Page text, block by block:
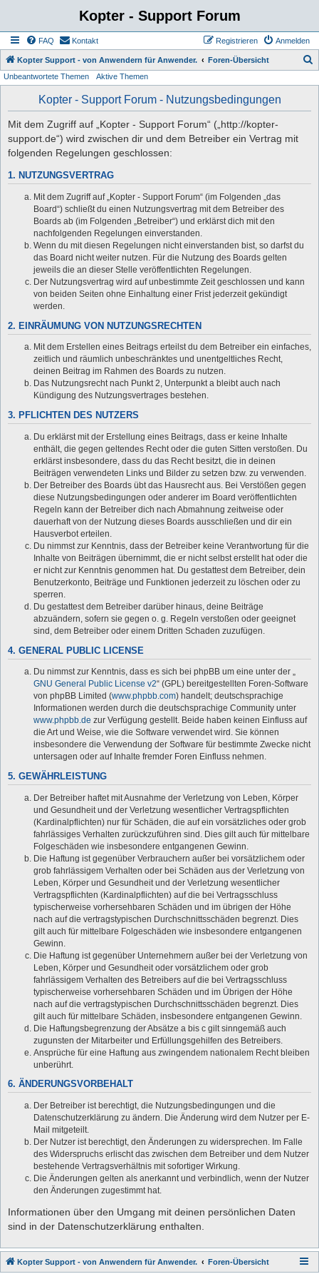
Kopter - Support Forum
FAQ Kontakt Anmelden
Registrieren
Kopter Support - von Anwendern für Anwender. Foren-Übersicht
Unbeantwortete Themen Aktive Themen
Kopter - Support Forum - Nutzungsbedingungen
Mit dem Zugriff auf „Kopter - Support Forum“ („http://kopter-
support.de“) wird zwischen dir und dem Betreiber ein Vertrag mit
folgenden Regelungen geschlossen:
1. NUTZUNGSVERTRAG
Mit dem Zugriff auf „Kopter - Support Forum“ (im Folgenden „das
Board“) schließt du einen Nutzungsvertrag mit dem Betreiber des
Boards ab (im Folgenden „Betreiber“) und erklärst dich mit den
nachfolgenden Regelungen einverstanden.
Wenn du mit diesen Regelungen nicht einverstanden bist, so darfst du
das Board nicht weiter nutzen. Für die Nutzung des Boards gelten
jeweils die an dieser Stelle veröffentlichten Regelungen.
Der Nutzungsvertrag wird auf unbestimmte Zeit geschlossen und kann
von beiden Seiten ohne Einhaltung einer Frist jederzeit gekündigt
werden.
2. EINRÄUMUNG VON NUTZUNGSRECHTEN
Mit dem Erstellen eines Beitrags erteilst du dem Betreiber ein einfaches,
zeitlich und räumlich unbeschränktes und unentgeltliches Recht,
deinen Beitrag im Rahmen des Boards zu nutzen.
Das Nutzungsrecht nach Punkt 2, Unterpunkt a bleibt auch nach
Kündigung des Nutzungsvertrages bestehen.
3. PFLICHTEN DES NUTZERS
Du erklärst mit der Erstellung eines Beitrags, dass er keine Inhalte
enthält, die gegen geltendes Recht oder die guten Sitten verstoßen. Du
erklärst insbesondere, dass du das Recht besitzt, die in deinen
Beiträgen verwendeten Links und Bilder zu setzen bzw. zu verwenden.
Der Betreiber des Boards übt das Hausrecht aus. Bei Verstößen gegen
diese Nutzungsbedingungen oder anderer im Board veröffentlichten
Regeln kann der Betreiber dich nach Abmahnung zeitweise oder
dauerhaft von der Nutzung dieses Boards ausschließen und dir ein
Hausverbot erteilen.
Du nimmst zur Kenntnis, dass der Betreiber keine Verantwortung für die
Inhalte von Beiträgen übernimmt, die er nicht selbst erstellt hat oder die
er nicht zur Kenntnis genommen hat. Du gestattest dem Betreiber, dein
Benutzerkonto, Beiträge und Funktionen jederzeit zu löschen oder zu
sperren.
Du gestattest dem Betreiber darüber hinaus, deine Beiträge
abzuändern, sofern sie gegen o. g. Regeln verstoßen oder geeignet
sind, dem Betreiber oder einem Dritten Schaden zuzufügen.
4. GENERAL PUBLIC LICENSE
Du nimmst zur Kenntnis, dass es sich bei phpBB um eine unter der „
GNU General Public License v2“ (GPL) bereitgestellten Foren-Software
von phpBB Limited (www.phpbb.com) handelt; deutschsprachige
Informationen werden durch die deutschsprachige Community unter
www.phpbb.de zur Verfügung gestellt. Beide haben keinen Einfluss auf
die Art und Weise, wie die Software verwendet wird. Sie können
insbesondere die Verwendung der Software für bestimmte Zwecke nicht
untersagen oder auf Inhalte fremder Foren Einfluss nehmen.
5. GEWÄHRLEISTUNG
Der Betreiber haftet mit Ausnahme der Verletzung von Leben, Körper
und Gesundheit und der Verletzung wesentlicher Vertragspflichten
(Kardinalpflichten) nur für Schäden, die auf ein vorsätzliches oder grob
fahrlässiges Verhalten zurückzuführen sind. Dies gilt auch für mittelbare
Folgeschäden wie insbesondere entgangenen Gewinn.
Die Haftung ist gegenüber Verbrauchern außer bei vorsätzlichem oder
grob fahrlässigem Verhalten oder bei Schäden aus der Verletzung von
Leben, Körper und Gesundheit und der Verletzung wesentlicher
Vertragspflichten (Kardinalpflichten) auf die bei Vertragsschluss
typischerweise vorhersehbaren Schäden und im übrigen der Höhe
nach auf die vertragstypischen Durchschnittsschäden begrenzt. Dies
gilt auch für mittelbare Folgeschäden wie insbesondere entgangenen
Gewinn.
Die Haftung ist gegenüber Unternehmern außer bei der Verletzung von
Leben, Körper und Gesundheit oder vorsätzlichem oder grob
fahrlässigem Verhalten des Betreibers auf die bei Vertragsschluss
typischerweise vorhersehbaren Schäden und im Übrigen der Höhe
nach auf die vertragstypischen Durchschnittsschäden begrenzt. Dies
gilt auch für mittelbare Schäden, insbesondere entgangenen Gewinn.
Die Haftungsbegrenzung der Absätze a bis c gilt sinngemäß auch
zugunsten der Mitarbeiter und Erfüllungsgehilfen des Betreibers.
Ansprüche für eine Haftung aus zwingendem nationalem Recht bleiben
unberührt.
6. ÄNDERUNGSVORBEHALT
Der Betreiber ist berechtigt, die Nutzungsbedingungen und die
Datenschutzerklärung zu ändern. Die Änderung wird dem Nutzer per E-
Mail mitgeteilt.
Der Nutzer ist berechtigt, den Änderungen zu widersprechen. Im Falle
des Widerspruchs erlischt das zwischen dem Betreiber und dem Nutzer
bestehende Vertragsverhältnis mit sofortiger Wirkung.
Die Änderungen gelten als anerkannt und verbindlich, wenn der Nutzer
den Änderungen zugestimmt hat.
Informationen über den Umgang mit deinen persönlichen Daten
sind in der Datenschutzerklärung enthalten.
Kopter Support - von Anwendern für Anwender. Foren-Übersicht